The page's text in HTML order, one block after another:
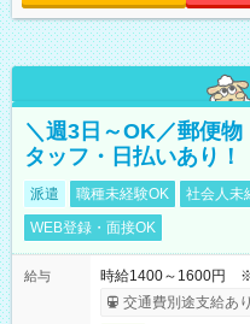
＼週3日～OK／郵便
タッフ・日払いあり！
派遣 職種未経験OK 社会人未
WEB登録・面接OK
給与
時給1400～1600円
交通費別途支給あり